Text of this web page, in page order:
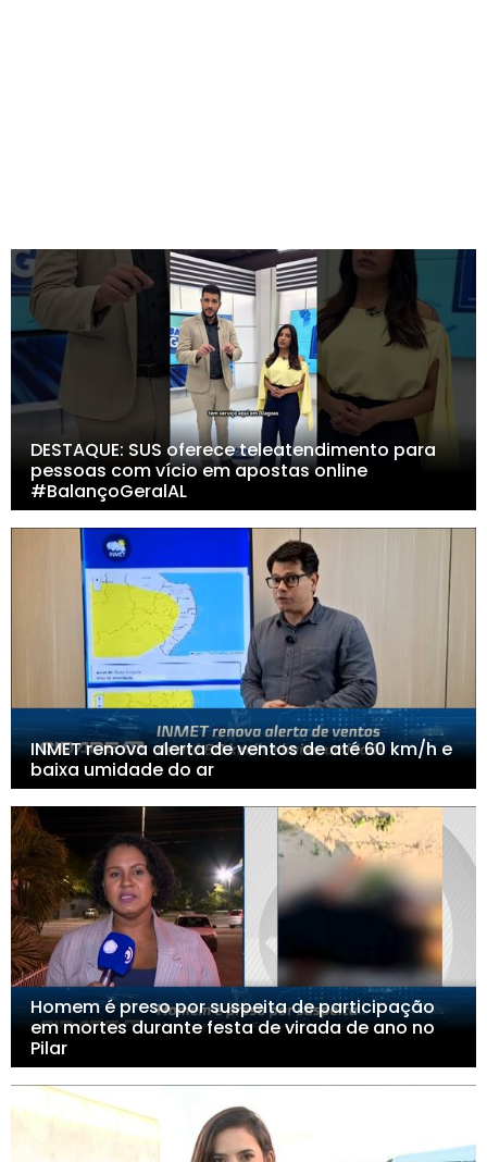
DESTAQUE: SUS oferece teleatendimento para
pessoas com vício em apostas online
#BalançoGeralAL
INMET renova alerta de ventos de até 60 km/h e
baixa umidade do ar
Homem é preso por suspeita de participação
em mortes durante festa de virada de ano no
Pilar